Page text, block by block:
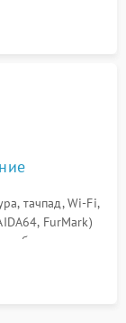
тачпад, Wi-Fi,
FurMark)